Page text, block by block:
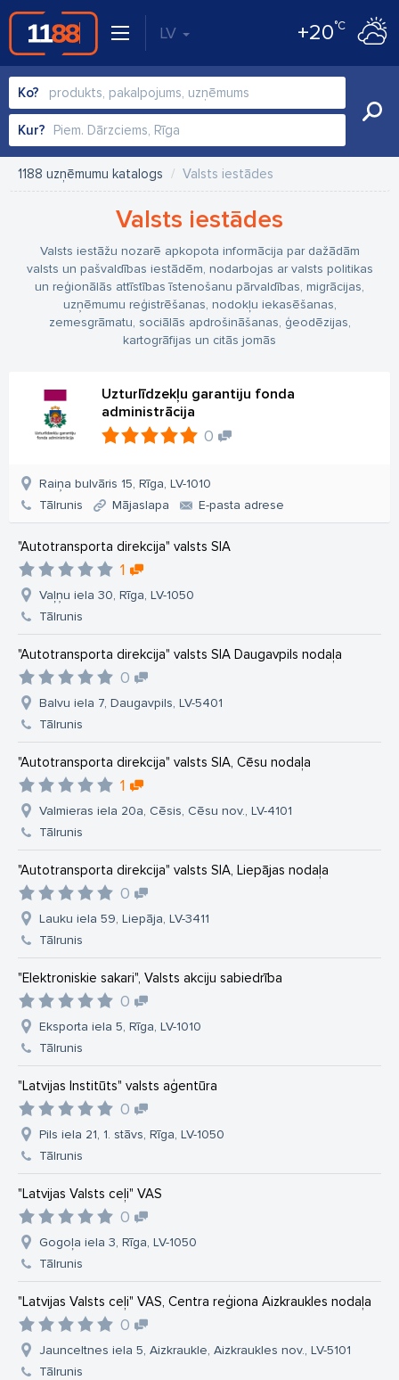
LV +20°C
Ko?
Kur?
1188 uzņēmumu katalogs Valsts iestādes
Valsts iestādes
Valsts iestāžu nozarē apkopota informācija par dažādām
valsts un pašvaldības iestādēm, nodarbojas ar valsts politikas
un reģionālās attīstības īstenošanu pārvaldības, migrācijas,
uzņēmumu reģistrēšanas, nodokļu iekasēšanas,
zemesgrāmatu, sociālās apdrošināšanas, ģeodēzijas,
kartogrāfijas un citās jomās
Uzturlīdzekļu garantiju fonda
administrācija
0
Raiņa bulvāris 15, Rīga, LV-1010
Tālrunis
Mājaslapa E-pasta adrese
"Autotransporta direkcija" valsts SIA
1
Vaļņu iela 30, Rīga, LV-1050
Tālrunis
"Autotransporta direkcija" valsts SIA Daugavpils nodaļa
0
Balvu iela 7, Daugavpils, LV-5401
Tālrunis
"Autotransporta direkcija" valsts SIA, Cēsu nodaļa
1
Valmieras iela 20a, Cēsis, Cēsu nov., LV-4101
Tālrunis
"Autotransporta direkcija" valsts SIA, Liepājas nodaļa
0
Lauku iela 59, Liepāja, LV-3411
Tālrunis
"Elektroniskie sakari", Valsts akciju sabiedrība
0
Eksporta iela 5, Rīga, LV-1010
Tālrunis
"Latvijas Institūts" valsts aģentūra
0
Pils iela 21, 1. stāvs, Rīga, LV-1050
Tālrunis
"Latvijas Valsts ceļi" VAS
0
Gogoļa iela 3, Rīga, LV-1050
Tālrunis
"Latvijas Valsts ceļi" VAS, Centra reģiona Aizkraukles nodaļa
0
Jaunceltnes iela 5, Aizkraukle, Aizkraukles nov., LV-5101
Tālrunis